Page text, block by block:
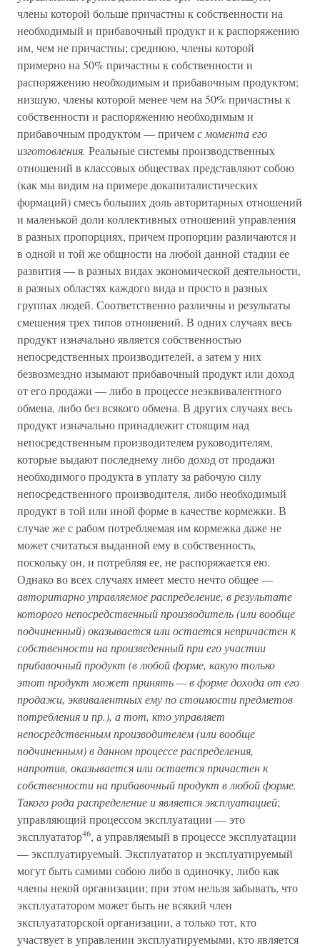
члены которой больше причастны к собственности на
необходимый и прибавочный продукт и к распоряжению
им, чем не причастны; среднюю, члены которой
примерно на 50% причастны к собственности и
распоряжению необходимым и прибавочным продуктом;
низшую, члены которой менее чем на 50% причастны к
собственности и распоряжению необходимым и
прибавочным продуктом — причемс момента его
изготовления. Реальные системы производственных
отношений в классовых обществах представляют собою
(как мы видим на примере докапиталистических
формаций) смесь больших доль авторитарных отношений
и маленькой доли коллективных отношений управления
в разных пропорциях, причем пропорции различаются и
в одной и той же общности на любой данной стадии ее
развития — в разных видах экономической деятельности,
в разных областях каждого вида и просто в разных
группах людей. Соответственно различны и результаты
смешения трех типов отношений. В одних случаях весь
продукт изначально является собственностью
непосредственных производителей, а затем у них
безвозмездно изымают прибавочный продукт или доход
от его продажи — либо в процессе неэквивалентного
обмена, либо без всякого обмена. В других случаях весь
продукт изначально принадлежит стоящим над
непосредственным производителем руководителям,
которые выдают последнему либо доход от продажи
необходимого продукта в уплату за рабочую силу
непосредственного производителя, либо необходимый
продукт в той или иной форме в качестве кормежки. В
случае же с рабом потребляемая им кормежка даже не
может считаться выданной ему в собственность,
поскольку он, и потребляя ее, не распоряжается ею.
Однако во всех случаях имеет место нечто общее —
авторитарно управляемое распределение, в результате
которого непосредственный производитель (или вообще
подчиненный) оказывается или остается непричастен к
собственности на произведенный при его участии
прибавочный продукт (в любой форме, какую только
этот продукт может принять — в форме дохода от его
продажи, эквивалентных ему по стоимости предметов
потребления и пр.), а тот, кто управляет
непосредственным производителем (или вообще
подчиненным) в данном процессе распределения,
напротив, оказывается или остается причастен к
собственности на прибавочный продукт в любой форме.
Такого рода распределение и является эксплуатацией;
управляющий процессом эксплуатации — это
эксплуататор46, а управляемый в процессе эксплуатации
— эксплуатируемый. Эксплуататор и эксплуатируемый
могут быть самими собою либо в одиночку, либо как
члены некой организации; при этом нельзя забывать, что
эксплуататором может быть не всякий член
эксплуататорской организации, а только тот, кто
участвует в управлении эксплуатируемыми, кто является